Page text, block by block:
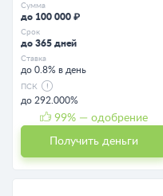
Сумма
до 100 000 ₽
Срок
до 365 дней
Ставка
до 0.8% в день
ПСК
до 292.000%
99% — одобрение
Получить деньги